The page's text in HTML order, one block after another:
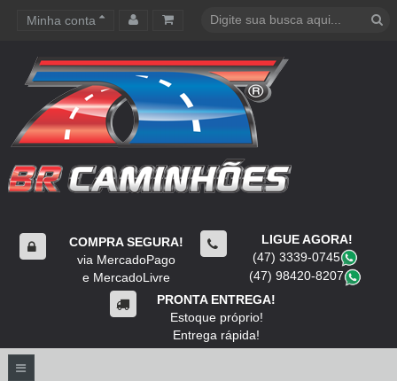
Minha conta
COMPRA SEGURA!
via MercadoPago
e MercadoLivre
LIGUE AGORA!
(47) 3339-0745
(47) 98420-8207
PRONTA ENTREGA!
Estoque próprio!
Entrega rápida!